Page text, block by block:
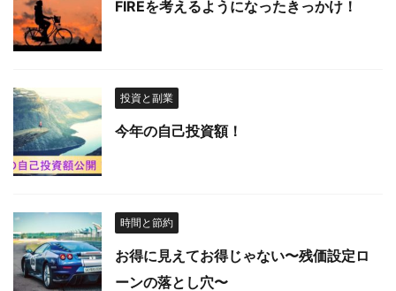
FIREを考えるようになったきっかけ！
投資と副業
今年の自己投資額！
時間と節約
お得に見えてお得じゃない〜残価設定ロ
ーンの落とし穴〜